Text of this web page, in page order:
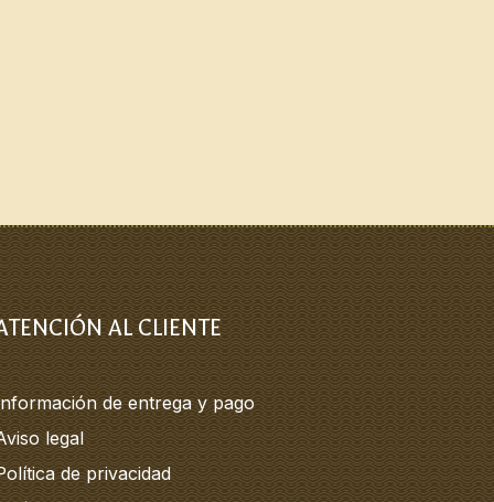
AL CLIENTE
de entrega y pago
legal
de privacidad